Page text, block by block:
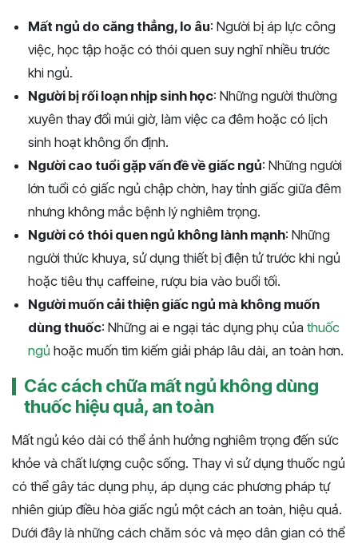
Mất ngủ do căng thẳng, lo âu: Người bị áp lực công
việc, học tập hoặc có thói quen suy nghĩ nhiều trước
khi ngủ.
Người bị rối loạn nhịp sinh học: Những người thường
xuyên thay đổi múi giờ, làm việc ca đêm hoặc có lịch
sinh hoạt không ổn định.
Người cao tuổi gặp vấn đề về giấc ngủ: Những người
lớn tuổi có giấc ngủ chập chờn, hay tỉnh giấc giữa đêm
nhưng không mắc bệnh lý nghiêm trọng.
Người có thói quen ngủ không lành mạnh: Những
người thức khuya, sử dụng thiết bị điện tử trước khi ngủ
hoặc tiêu thụ caffeine, rượu bia vào buổi tối.
Người muốn cải thiện giấc ngủ mà không muốn
dùng thuốc: Những ai e ngại tác dụng phụ của thuốc
ngủ hoặc muốn tìm kiếm giải pháp lâu dài, an toàn hơn.
Các cách chữa mất ngủ không dùng
thuốc hiệu quả, an toàn
Mất ngủ kéo dài có thể ảnh hưởng nghiêm trọng đến sức
khỏe và chất lượng cuộc sống. Thay vì sử dụng thuốc ngủ
có thể gây tác dụng phụ, áp dụng các phương pháp tự
nhiên giúp điều hòa giấc ngủ một cách an toàn, hiệu quả.
Dưới đây là những cách chăm sóc và mẹo dân gian có thể